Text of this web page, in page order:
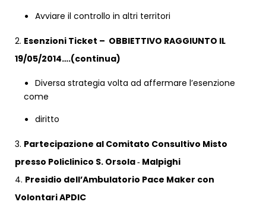
Avviare il controllo in altri territori
2. Esenzioni Ticket – OBBIETTIVO RAGGIUNTO IL
19/05/2014….(continua)
Diversa strategia volta ad affermare l’esenzione
come
diritto
3. Partecipazione al Comitato Consultivo Misto
presso Policlinico S. Orsola ‐ Malpighi
4. Presidio dell’Ambulatorio Pace Maker con
Volontari APDIC